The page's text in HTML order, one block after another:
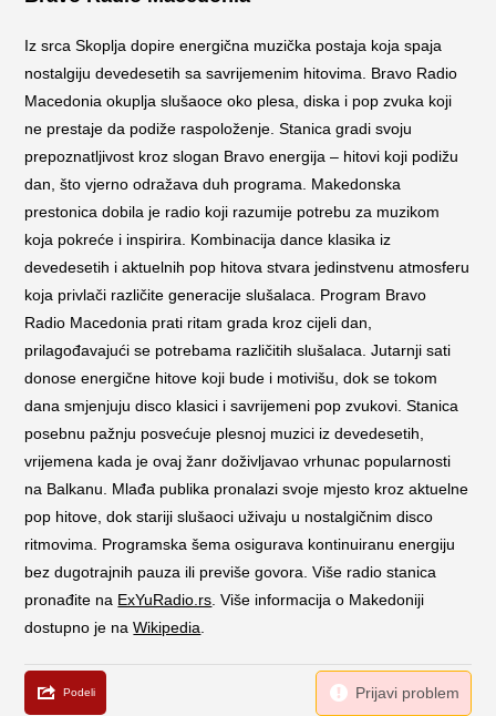
Iz srca Skoplja dopire energična muzička postaja koja spaja
nostalgiju devedesetih sa savrijemenim hitovima. Bravo Radio
Macedonia okuplja slušaoce oko plesa, diska i pop zvuka koji
ne prestaje da podiže raspoloženje. Stanica gradi svoju
prepoznatljivost kroz slogan Bravo energija – hitovi koji podižu
dan, što vjerno odražava duh programa. Makedonska
prestonica dobila je radio koji razumije potrebu za muzikom
koja pokreće i inspirira. Kombinacija dance klasika iz
devedesetih i aktuelnih pop hitova stvara jedinstvenu atmosferu
koja privlači različite generacije slušalaca. Program Bravo
Radio Macedonia prati ritam grada kroz cijeli dan,
prilagođavajući se potrebama različitih slušalaca. Jutarnji sati
donose energične hitove koji bude i motivišu, dok se tokom
dana smjenjuju disco klasici i savrijemeni pop zvukovi. Stanica
posebnu pažnju posvećuje plesnoj muzici iz devedesetih,
vrijemena kada je ovaj žanr doživljavao vrhunac popularnosti
na Balkanu. Mlađa publika pronalazi svoje mjesto kroz aktuelne
pop hitove, dok stariji slušaoci uživaju u nostalgičnim disco
ritmovima. Programska šema osigurava kontinuiranu energiju
bez dugotrajnih pauza ili previše govora. Više radio stanica
pronađite na ExYuRadio.rs . Više informacija o Makedoniji
dostupno je naWikipedia